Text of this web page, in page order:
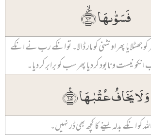
فَسَوّٰىہَا ﴿۪ۙ۱۴﴾
جھٹلایا پھر اونٹنی کو مار ڈالا۔ تو انکے رب نے انکے
نیست و نابود کر دیا پھر سب کو برابر کر دیا۔
وَ لَا یَخَافُ عُقۡبٰہَا ﴿٪۱۵﴾
کو انکے بدلہ لینے کا کچھ بھی ڈر نہیں۔